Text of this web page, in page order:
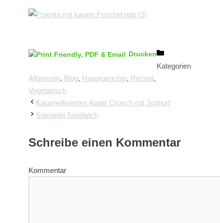
Drucken
Kategorien
Allgemein, Blog, Hauptgerichte, Rezept,
Vegetarisch
Karamellisiertes Apple Crunch mit Joghurt
Spiegelei Sandwich
Schreibe einen Kommentar
Kommentar